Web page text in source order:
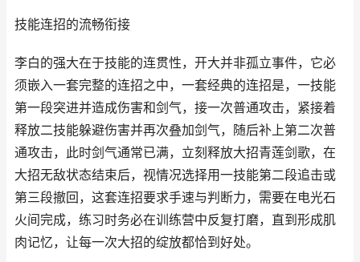
技能连招的流畅衔接
李白的强大在于技能的连贯性，开大并非孤立事件，它必
须嵌入一套完整的连招之中，一套经典的连招是，一技能
第一段突进并造成伤害和剑气，接一次普通攻击，紧接着
释放二技能躲避伤害并再次叠加剑气，随后补上第二次普
通攻击，此时剑气通常已满，立刻释放大招青莲剑歌，在
大招无敌状态结束后，视情况选择用一技能第二段追击或
第三段撤回，这套连招要求手速与判断力，需要在电光石
火间完成，练习时务必在训练营中反复打磨，直到形成肌
肉记忆，让每一次大招的绽放都恰到好处。